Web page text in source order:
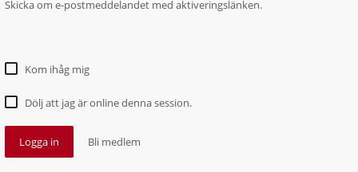
Skicka om e-postmeddelandet med aktiveringslänken.
Kom ihåg mig
Dölj att jag är online denna session.
Logga in Bli medlem